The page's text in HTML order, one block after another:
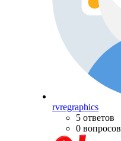
rvregraphics
5 ответов
0 вопросов